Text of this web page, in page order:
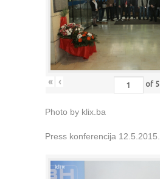
« ‹ of 5
Photo by klix.ba
Press konferencija 12.5.2015.